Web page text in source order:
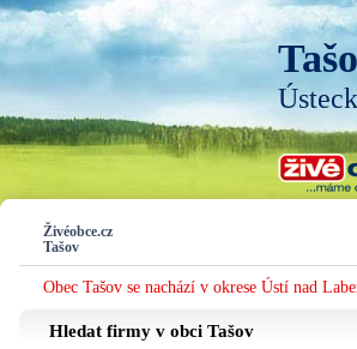
Živéobce.cz
Tašov
Obec Tašov se nachází v okrese Ústí nad
Hledat firmy v obci Tašov